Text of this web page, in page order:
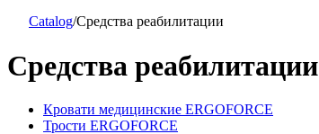
Catalog/Средства реабилитации
Средства реабилитации
Кровати медицинские ERGOFORCE
Трости ERGOFORCE